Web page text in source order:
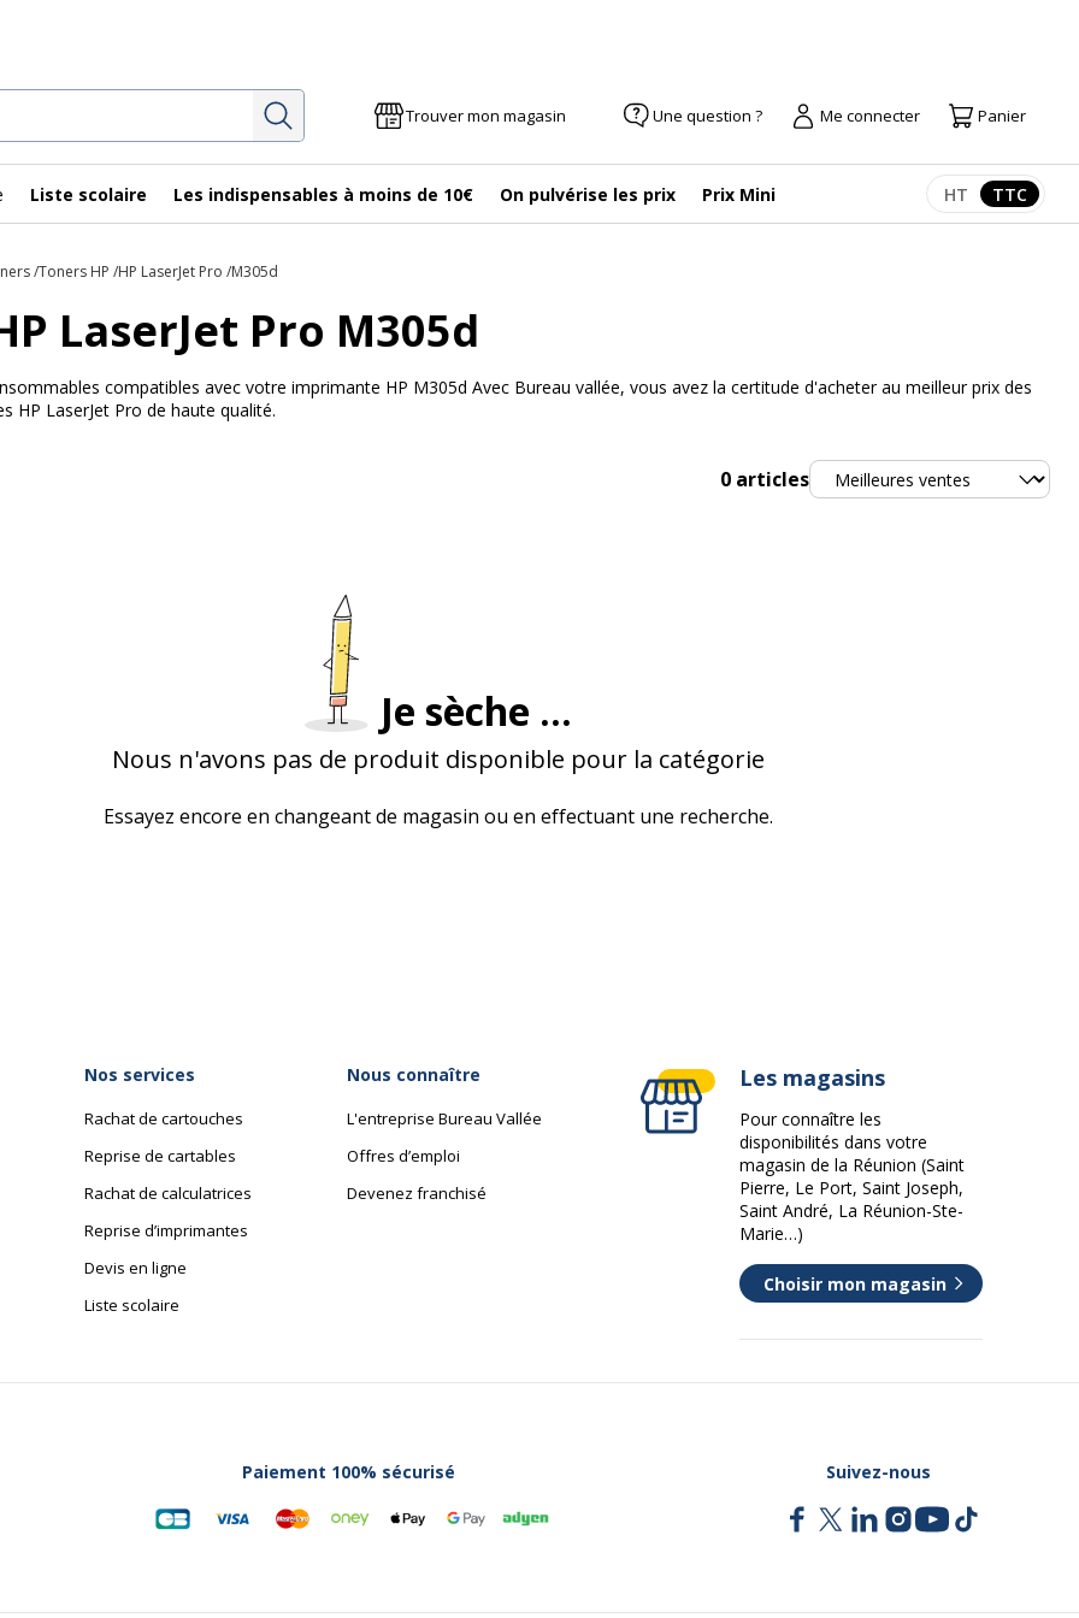
Rechercher Trouver mon magasin Une question ? Me connecter Panier
Liste scolaire Les indispensables à moins de 10€ On pulvérise les prix Prix Mini Afficher les
HT TTC
Toners HP HP LaserJet Pro M305d
LaserJet Pro M305d
compatibles avec votre imprimante HP M305d Avec Bureau vallée, vous avez la certitude d'acheter au meilleur prix des
HP LaserJet Pro de haute qualité.
0 articlesTrier
Je sèche ...
Nous n'avons pas de produit disponible pour la catégorie
Essayez encore en changeant de magasin ou en effectuant une recherche.
Nos services
Rachat de cartouches
Reprise de cartables
Rachat de calculatrices
Reprise d’imprimantes
Devis en ligne
Liste scolaire
Nous connaître
L'entreprise Bureau Vallée
Offres d’emploi
Devenez franchisé
Les magasins
Pour connaître les
disponibilités dans votre
magasin de la Réunion (Saint
Pierre, Le Port, Saint Joseph,
Saint André, La Réunion-Ste-
Marie…)
Choisir mon magasin
Paiement 100% sécurisé Suivez-nous